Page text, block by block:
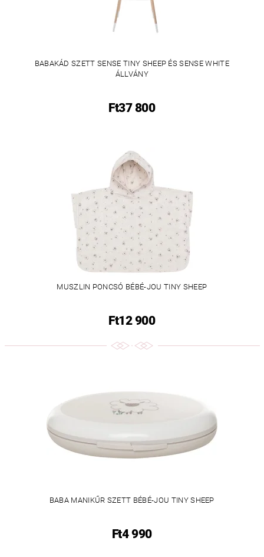
BABAKÁD SZETT SENSE TINY SHEEP ÉS SENSE WHITE
ÁLLVÁNY
Ft37 800
MUSZLIN PONCSÓ BÉBÉ-JOU TINY SHEEP
Ft12 900
BABA MANIKŰR SZETT BÉBÉ-JOU TINY SHEEP
Ft4 990